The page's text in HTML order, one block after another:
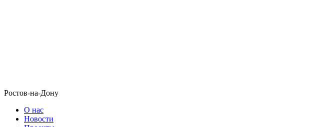
Ростов-на-Дону
О нас
Новости